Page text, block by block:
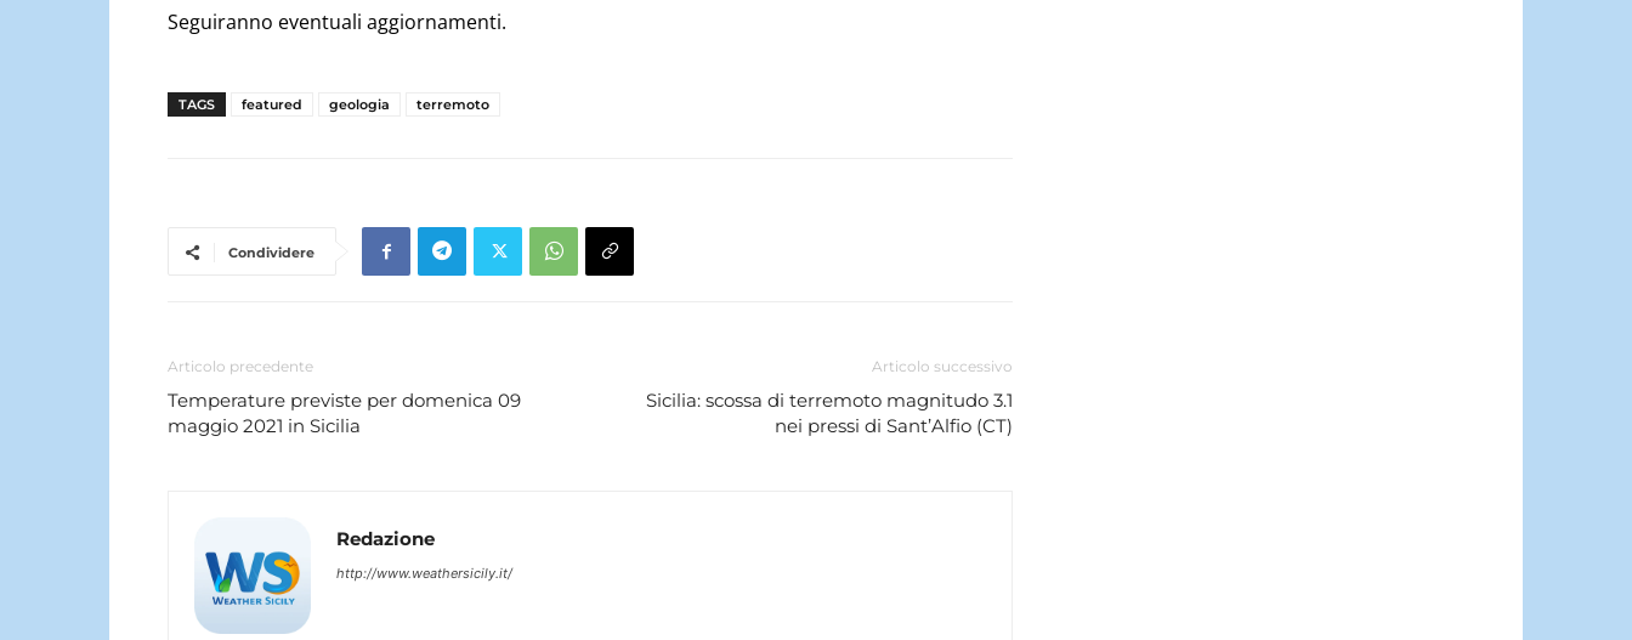
Seguiranno eventuali aggiornamenti.
TAGS featured geologia terremoto
Condividere
Articolo precedente
Temperature previste per domenica 09
maggio 2021 in Sicilia
Articolo successivo
Sicilia: scossa di terremoto magnitudo 3.1
nei pressi di Sant’Alfio (CT)
Redazione
http://www.weathersicily.it/